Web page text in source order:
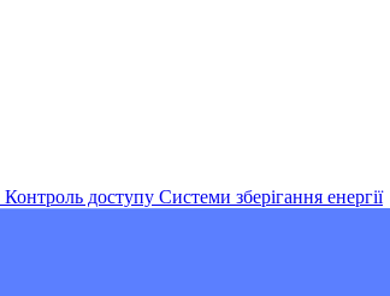
Контроль доступу Системи зберігання енергії